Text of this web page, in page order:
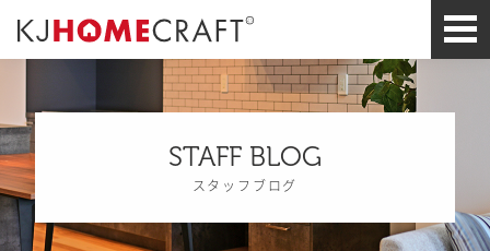
STAFF BLOG
スタッフブログ